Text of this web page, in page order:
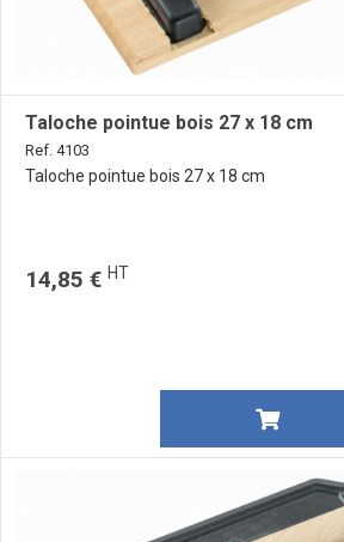
Taloche pointue bois 27 x 18 cm
Ref. 4103
Taloche pointue bois 27 x 18 cm
14,85 € HT